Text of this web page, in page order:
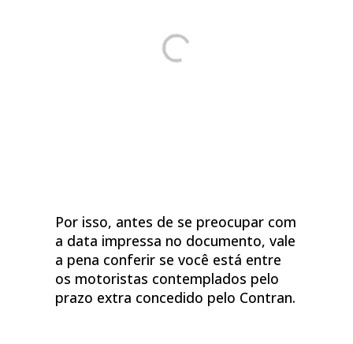
Por isso, antes de se preocupar com
a data impressa no documento, vale
a pena conferir se você está entre
os motoristas contemplados pelo
prazo extra concedido pelo Contran.